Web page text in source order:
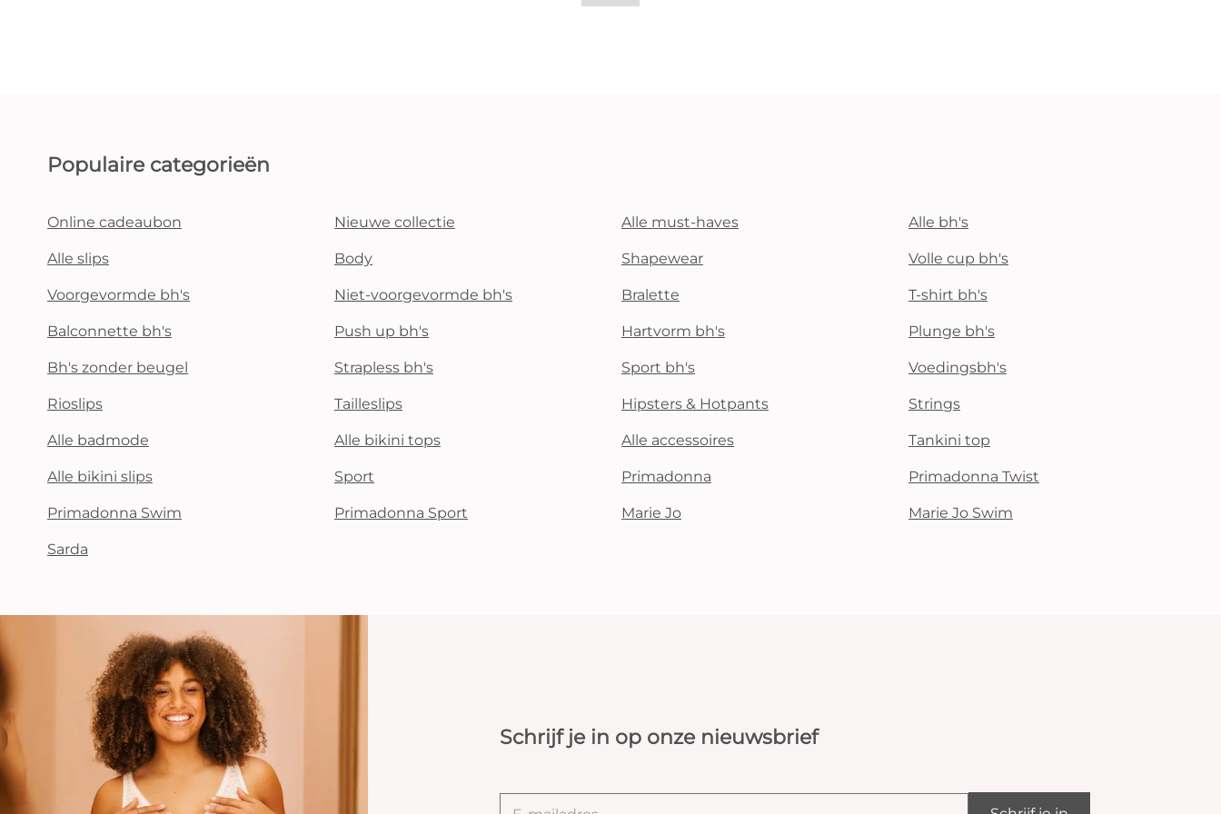
Populaire categorieën
Online cadeaubon Nieuwe collectie Alle must-haves Alle bh's
Alle slips Body Shapewear Volle cup bh's
Voorgevormde bh's Niet-voorgevormde bh's Bralette T-shirt bh's
Balconnette bh's Push up bh's Hartvorm bh's Plunge bh's
Bh's zonder beugel Strapless bh's Sport bh's Voedingsbh's
Rioslips Tailleslips Hipsters & Hotpants Strings
Alle badmode Alle bikini tops Alle accessoires Tankini top
Alle bikini slips Sport Primadonna Primadonna Twist
Primadonna Swim Primadonna Sport Marie Jo Marie Jo Swim
Sarda
Schrijf je in op onze nieuwsbrief